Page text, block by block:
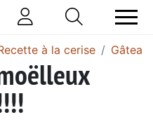
à la cerise Gâteau